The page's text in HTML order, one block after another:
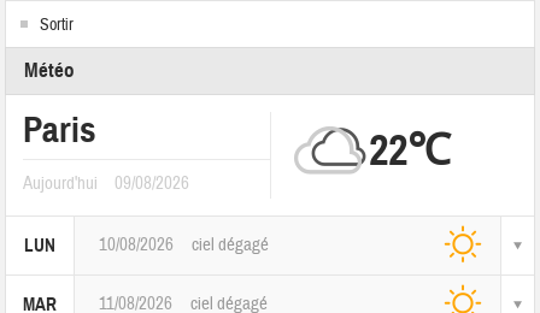
Sortir
Météo
Paris
Aujourd'hui 09/08/2026
22℃
LUN 10/08/2026 ciel dégagé
MAR 11/08/2026 ciel dégagé